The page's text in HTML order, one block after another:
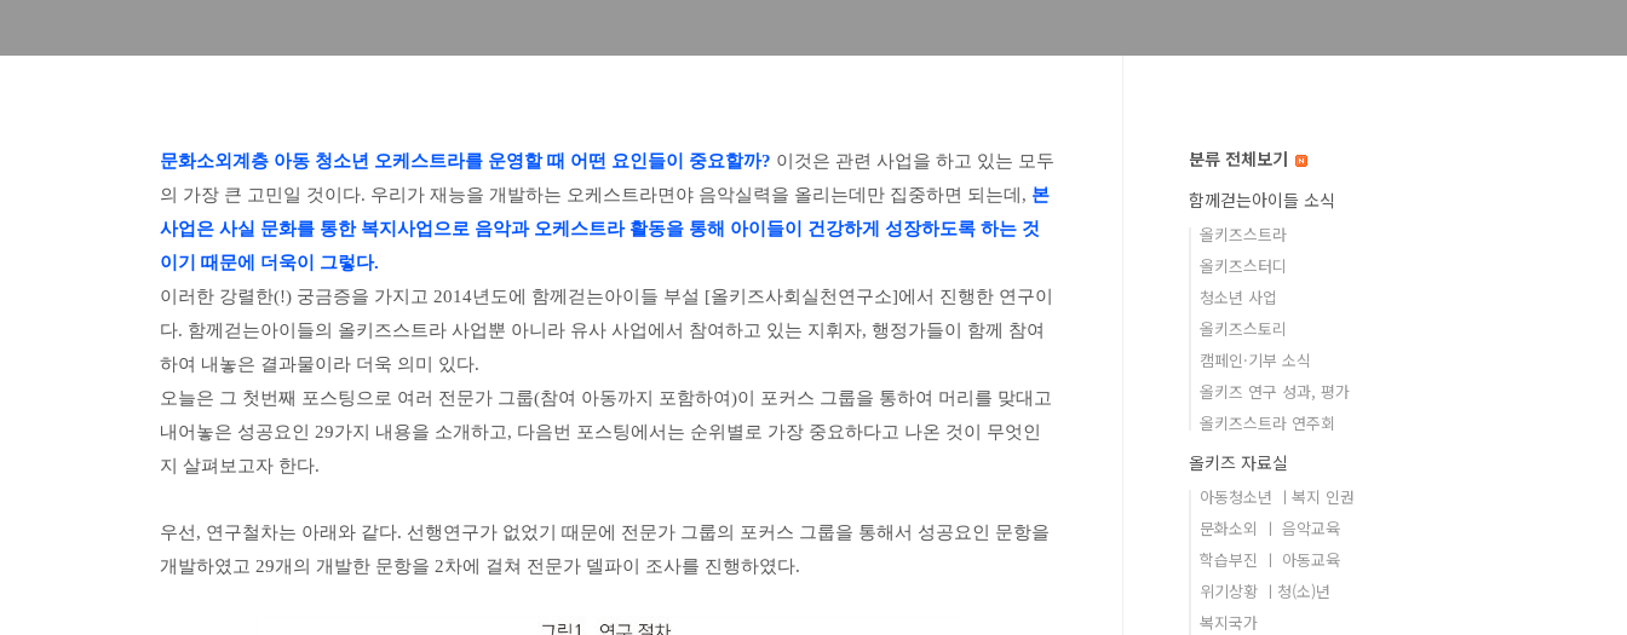
문화소외계층 아동 청소년 오케스트라를 운영할 때 어떤 요인들이 중요할까? 이것은 관련 사업을 하고 있는 모두
의 가장 큰 고민일 것이다. 우리가 재능을 개발하는 오케스트라면야 음악실력을 올리는데만 집중하면 되는데, 본
사업은 사실 문화를 통한 복지사업으로 음악과 오케스트라 활동을 통해 아이들이 건강하게 성장하도록 하는 것
이기 때문에 더욱이 그렇다.
이러한 강렬한(!) 궁금증을 가지고 2014년도에 함께걷는아이들 부설 [올키즈사회실천연구소]에서 진행한 연구이
다. 함께걷는아이들의 올키즈스트라 사업뿐 아니라 유사 사업에서 참여하고 있는 지휘자, 행정가들이 함께 참여
하여 내놓은 결과물이라 더욱 의미 있다.
오늘은 그 첫번째 포스팅으로 여러 전문가 그룹(참여 아동까지 포함하여)이 포커스 그룹을 통하여 머리를 맞대고
내어놓은 성공요인 29가지 내용을 소개하고, 다음번 포스팅에서는 순위별로 가장 중요하다고 나온 것이 무엇인
지 살펴보고자 한다.
우선, 연구철차는 아래와 같다. 선행연구가 없었기 때문에 전문가 그룹의 포커스 그룹을 통해서 성공요인 문항을
개발하였고 29개의 개발한 문항을 2차에 걸쳐 전문가 델파이 조사를 진행하였다.
분류 전체보기
함께걷는아이들 소식
올키즈스트라
올키즈스터디
청소년 사업
올키즈스토리
캠페인·기부 소식
올키즈 연구 성과, 평가
올키즈스트라 연주회
올키즈 자료실
아동청소년 ㅣ복지 인권
문화소외 ㅣ 음악교육
학습부진 ㅣ 아동교육
위기상황 ㅣ청(소)년
복지국가